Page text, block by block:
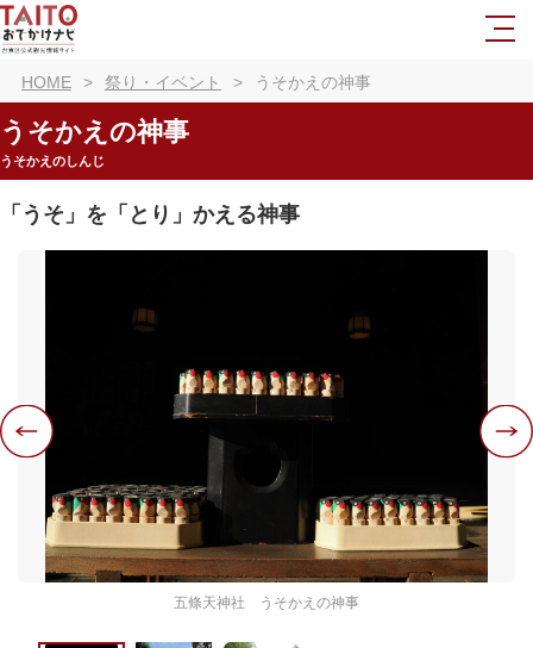
HOME 祭り・イベント うそかえの神事
うそかえの神事
うそかえのしんじ
「うそ」を「とり」かえる神事
五條天神社 うそかえの神事